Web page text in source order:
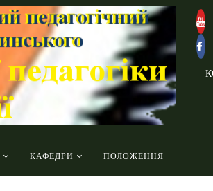
КАФЕДРИ ПОЛОЖЕННЯ